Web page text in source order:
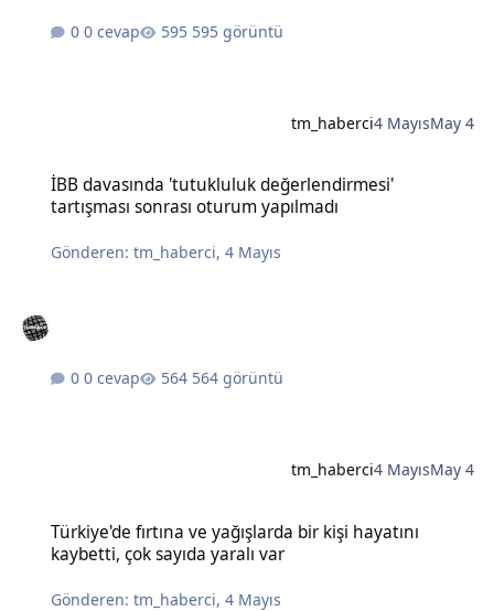
0 cevap 595 görüntü
tm_haberci4 MayısMay 4
İBB davasında 'tutukluluk değerlendirmesi'
tartışması sonrası oturum yapılmadı
Gönderen:tm_haberci,4 Mayıs
0 cevap 564 görüntü
tm_haberci4 MayısMay 4
Türkiye'de fırtına ve yağışlarda bir kişi hayatını
kaybetti, çok sayıda yaralı var
Gönderen:tm_haberci,4 Mayıs